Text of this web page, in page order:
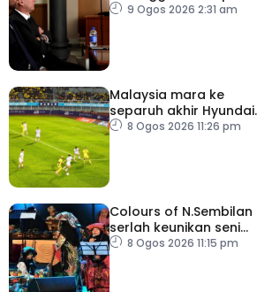
usia 68 tahun
9 Ogos 2026 2:31 am
Malaysia mara ke
separuh akhir Hyundai
ASEAN Cup
8 Ogos 2026 11:26 pm
Colours of N.Sembilan
serlah keunikan seni
budaya negeri beradat
8 Ogos 2026 11:15 pm